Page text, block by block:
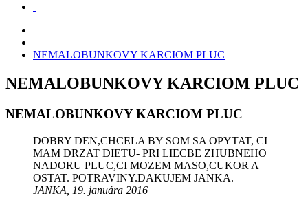
NEMALOBUNKOVY KARCIOM PLUC
NEMALOBUNKOVY KARCIOM PLUC
NEMALOBUNKOVY KARCIOM PLUC
DOBRY DEN,CHCELA BY SOM SA OPYTAT, CI
MAM DRZAT DIETU- PRI LIECBE ZHUBNEHO
NADORU PLUC,CI MOZEM MASO,CUKOR A
OSTAT. POTRAVINY.DAKUJEM JANKA.
JANKA, 19. januára 2016